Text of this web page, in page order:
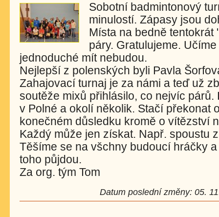
Sobotní badmintonový
minulostí. Zápasy jsou
Místa na bedně tentokrát
páry. Gratulujeme.
jednoduché mít nebudou.
Nejlepší z polenských byli Pavla
Zahajovací turnaj je za námi a teď už
soutěže mixů přihlásilo, co nejvíc
v Polné a okolí několik. Stačí překonat
konečném důsledku kromě o vítězství
Každý může jen získat. Např. spoustu
Těšíme se na všchny budoucí hráčky
toho půjdou.
Za org. tým Tom
Datum poslední změny: 05.